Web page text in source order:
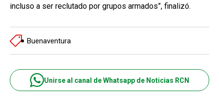
incluso a ser reclutado por grupos armados”, finalizó.
Buenaventura
Unirse al canal de Whatsapp de Noticias RCN